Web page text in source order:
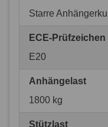
Starre
ECE-Prüfzeichen
E20
Anhängelast
1800 kg
Stützlast